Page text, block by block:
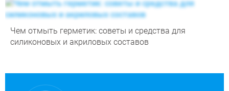
Чем отмыть герметик: советы и средства для
силиконовых и акриловых составов